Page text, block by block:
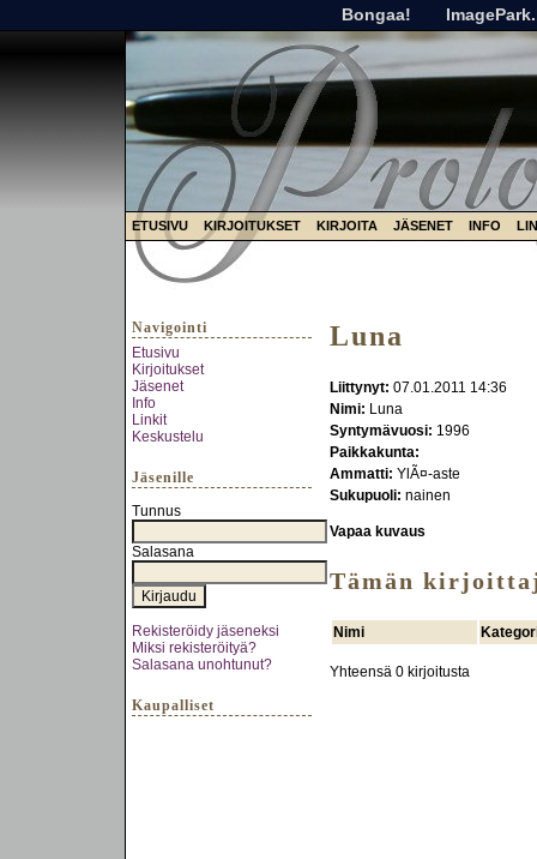
Bongaa!
ETUSIVU KIRJOITUKSET KIRJOITA JÄSENET INFO
Navigointi
Etusivu
Kirjoitukset
Jäsenet
Info
Linkit
Keskustelu
Jäsenille
Tunnus
Salasana
Rekisteröidy jäseneksi
Miksi rekisteröityä?
Salasana unohtunut?
Kaupalliset
Luna
Liittynyt: 07.01.2011 14:36
Nimi: Luna
Syntymävuosi: 1996
Paikkakunta:
Ammatti: YlÃ¤-aste
Sukupuoli: nainen
Vapaa kuvaus
Tämän
Nimi
Yhteensä 0 kirjoitusta